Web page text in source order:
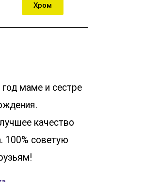
Хром
маме и сестре
качество
100% советую